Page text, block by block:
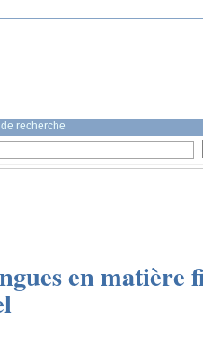
recherche
en matière